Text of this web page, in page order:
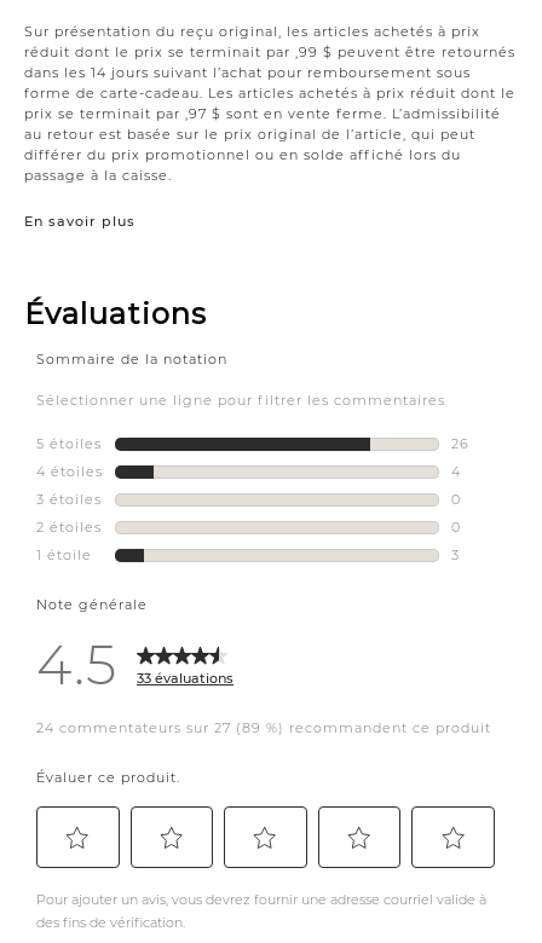
Sur présentation du reçu original, les articles achetés à prix
réduit dont le prix se terminait par ,99 $ peuvent être retournés
dans les 14 jours suivant l’achat pour remboursement sous
forme de carte-cadeau. Les articles achetés à prix réduit dont le
prix se terminait par ,97 $ sont en vente ferme. L’admissibilité
au retour est basée sur le prix original de l’article, qui peut
différer du prix promotionnel ou en solde affiché lors du
passage à la caisse.
En savoir plus